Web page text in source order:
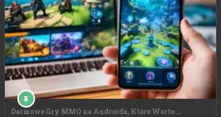
Darmowe Gry MMO na Androida, Które Warto …